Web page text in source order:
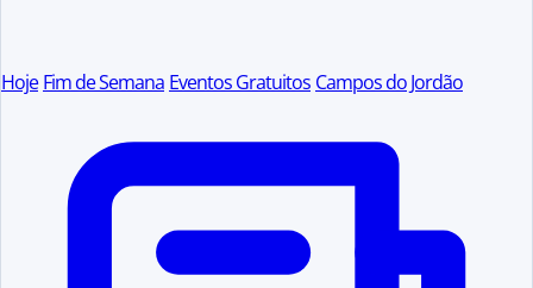
Hoje Fim de Semana Eventos Gratuitos Campos do Jordão